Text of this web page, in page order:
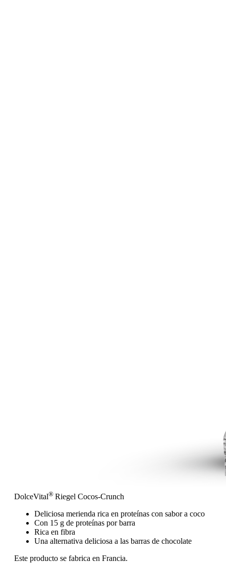
DolceVital® Riegel Cocos-Crunch
Deliciosa merienda rica en proteínas con sabor a coco
Con 15 g de proteínas por barra
Rica en fibra
Una alternativa deliciosa a las barras de chocolate
Este producto se fabrica en Francia.